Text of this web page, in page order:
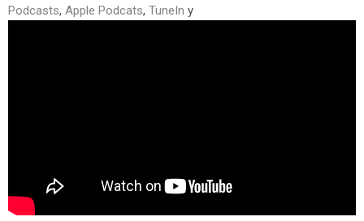
Podcasts, Apple Podcats, TuneIn y